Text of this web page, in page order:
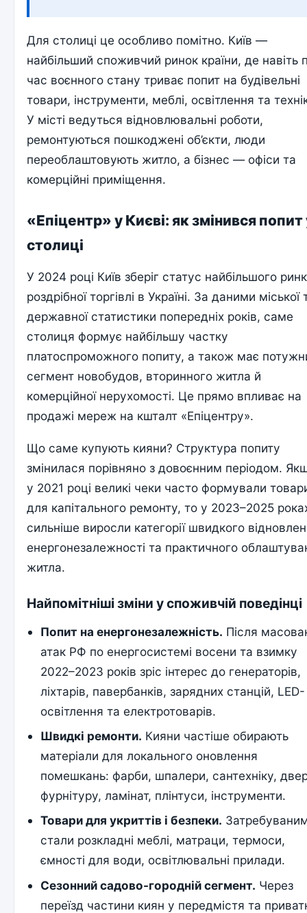
Для столиці це особливо помітно. Київ —
найбільший споживчий ринок країни, де навіть
час воєнного стану триває попит на будівельні
товари, інструменти, меблі, освітлення та
У місті ведуться відновлювальні роботи,
ремонтуються пошкоджені об’єкти, люди
переоблаштовують житло, а бізнес — офіси та
комерційні приміщення.
«Епіцентр» у Києві: як змінився попит
столиці
У 2024 році Київ зберіг статус найбільшого
роздрібної торгівлі в Україні. За даними міської
державної статистики попередніх років, саме
столиця формує найбільшу частку
платоспроможного попиту, а також має
сегмент новобудов, вторинного житла й
комерційної нерухомості. Це прямо впливає на
продажі мереж на кшталт «Епіцентру».
Що саме купують кияни? Структура попиту
змінилася порівняно з довоєнним періодом.
у 2021 році великі чеки часто формували
для капітального ремонту, то у 2023–2025
сильніше виросли категорії швидкого
енергонезалежності та практичного
житла.
Найпомітніші зміни у споживчій поведінці
Попит на енергонезалежність. Після
атак РФ по енергосистемі восени та взимку
2022–2023 років зріс інтерес до генераторів,
ліхтарів, павербанків, зарядних станцій, LED-
освітлення та електротоварів.
Швидкі ремонти. Кияни частіше обирають
матеріали для локального оновлення
помешкань: фарби, шпалери, сантехніку,
фурнітуру, ламінат, плінтуси, інструменти.
Товари для укриттів і безпеки.
стали розкладні меблі, матраци, термоси,
ємності для води, освітлювальні прилади.
Сезонний садово-городній сегмент. Через
переїзд частини киян у передмістя та